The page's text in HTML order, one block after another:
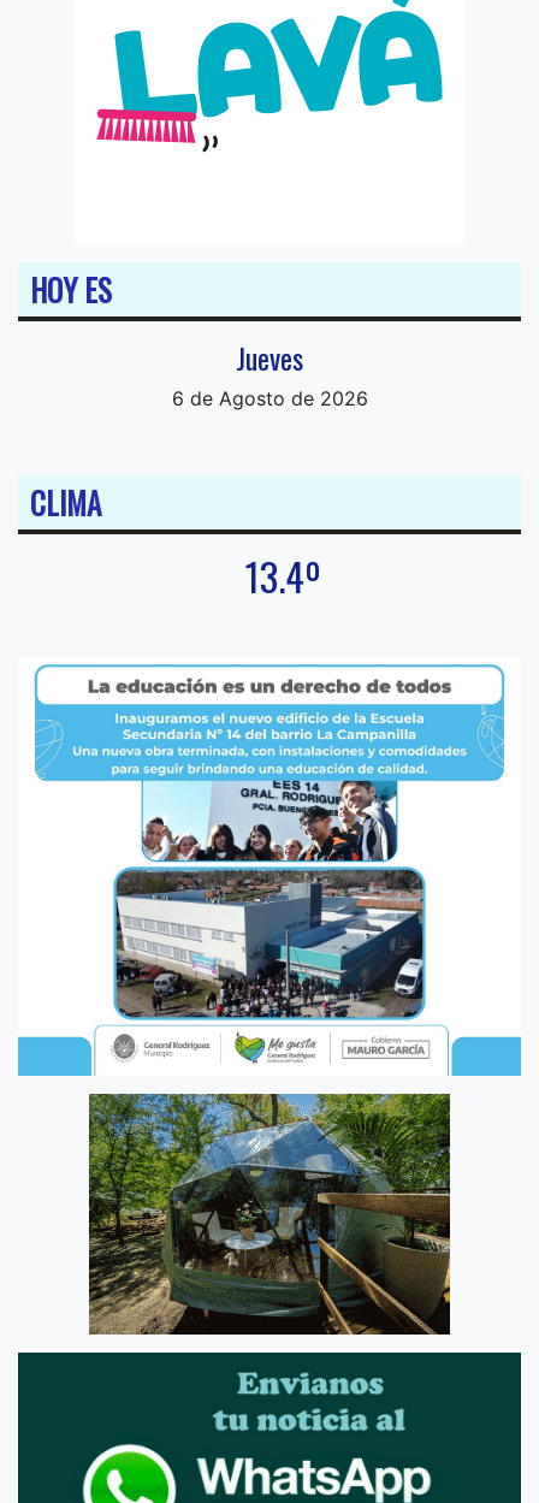
HOY ES
Jueves
6 de Agosto de 2026
CLIMA
13.4º